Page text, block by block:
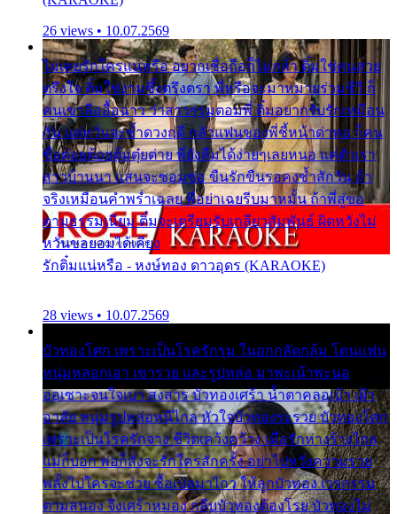
26 views • 10.07.2569
ไม่เคยรักใครแน่หรือ อยากเชื่อถือก็ไม่กล้า ติ๋มใช่คนสวย
ตรึงใจ ติ๋มใช่งามซึ้งตรึงตรา พี่หรือจะมาหมายร่วมชีวี ก็
คนเขาลืออื้อฉาว ว่าสาวๆรุมตอมพี่ ติ๋มอยากรับรักเหมือน
กัน แต่หวั่นจะช้ำดวงฤดี กลัวแฟนของพี่ชี้หน้าด่าทอ ก็คน
ชื่อต๋อยต้อยตุ้มตุ๋ยต่าย พี่ยังลืมได้ง่ายๆเลยหนอ แค่ตัวเรา
สาวบ้านนา แสนจะซอมซ่อ ขืนรักขืนรอคงช้ำสักวัน ถ้า
จริงเหมือนคำพร่ำเฉลย พี่อย่าเฉยรีบมาหมั้น ถ้าพี่สู่ขอ
ตามธรรมเนียม ติ๋มจะเตรียมรับเกลียวสัมพันธ์ ผิดหวังไม่
หวั่นขอยอมได้เคียง
รักติ๋มแน่หรือ - หงษ์ทอง ดาวอุดร (KARAOKE)
28 views • 10.07.2569
บัวทองโศก เพราะเป็นโรครักรุม ในอกกลัดกลุ้ม โดนแฟน
หนุ่มหลอกเอา เขารวย และรูปหล่อ มาพะเน้าพะนอ
ออเซาะจนใจเบา สงสาร บัวทองเศร้า น้ำตาคลอเบ้า เฝ้า
อาลัย หนุ่มรูปหล่อหนีไกล หัวใจบัวทองระรวย บัวทองโศก
เพราะเป็นโรครักจาง ชีวิตเคว้งคว้าง เมื่อรักห่างร้างไกล
แม่ก็บอก พ่อก็สั่งจะรักใครสักครั้ง อย่าไปหวังความรวย
พลั้งไปใครจะช่วย ซื้อเปลมาไกว ให้ลูกบัวทอง เวรกรรม
ตามสนอง จึงเศร้าหมอง กลีบบัวทองต้องโรย บัวทองไม่